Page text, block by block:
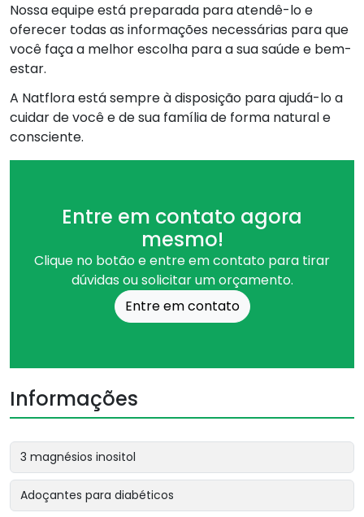
Nossa equipe está preparada para atendê-lo e
oferecer todas as informações necessárias para que
você faça a melhor escolha para a sua saúde e bem-
estar.
A Natflora está sempre à disposição para ajudá-lo a
cuidar de você e de sua família de forma natural e
consciente.
Entre em contato agora
mesmo!
Clique no botão e entre em contato para tirar
dúvidas ou solicitar um orçamento.
Entre em contato
Informações
3 magnésios inositol
Adoçantes para diabéticos